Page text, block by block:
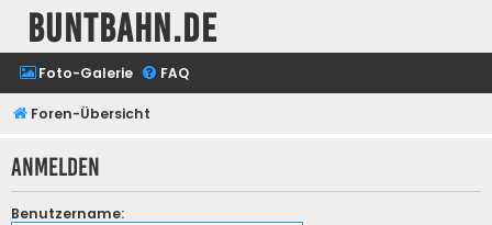
buntbahn.de
Foto-Galerie FAQ
Foren-Übersicht
Anmelden
Benutzername: